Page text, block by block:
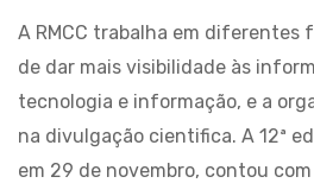
A RMCC trabalha em diferentes
de dar mais visibilidade às
tecnologia e informação, e a
na divulgação cientifica. A 12ª
em 29 de novembro, contou